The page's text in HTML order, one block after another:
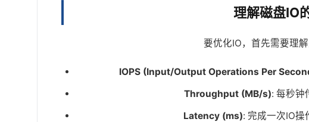
理解磁盘IO
要优化IO，首先需要理解
IOPS (Input/Output Operations Per
Throughput (MB/s): 每秒钟
Latency (ms): 完成一次IO操